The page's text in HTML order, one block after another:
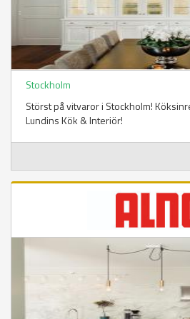
Stockholm
Störst på vitvaror i Stockholm!
Lundins Kök & Interiör!